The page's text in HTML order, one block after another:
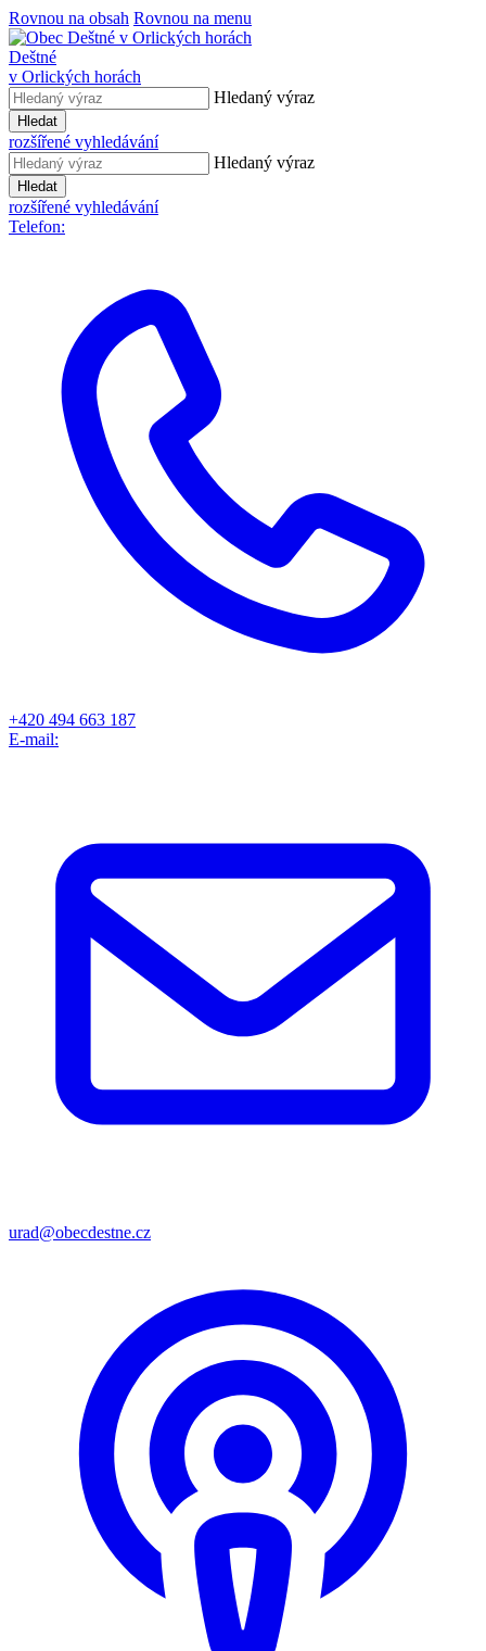
Rovnou na obsah Rovnou na menu
Deštné
v Orlických horách
Hledaný výraz
Hledat
rozšířené vyhledávání
Hledaný výraz
Hledat
rozšířené vyhledávání
Telefon:
+420 494 663 187
E-mail:
urad@obecdestne.cz